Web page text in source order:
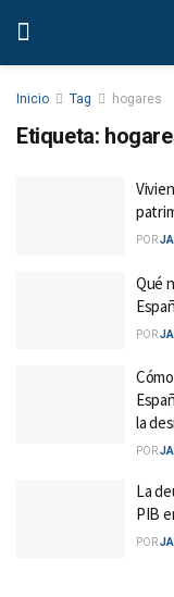
Inicio Tag hogares
Etiqueta:
POR
Qué
POR
la
POR
La
PIB
POR